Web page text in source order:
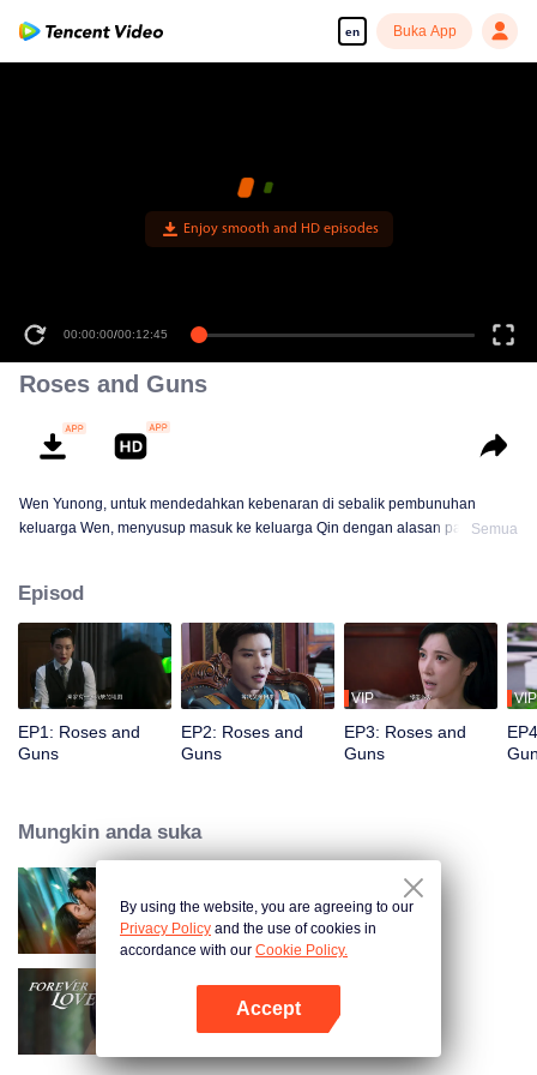
en Buka App
00:00:00/00:12:45
Roses and Guns
Wen Yunong, untuk mendedahkan kebenaran di sebalik pembunuhan
keluarga Wen, menyusup masuk ke keluarga Qin dengan alasan palsu.
menghadapi halangan berulang kali ketika Qin Kewen kembali dengan
sumpah untuk balas dendam, bertekad untuk mendedahkan Wen Yunong
sebagai penipuan cinta. Walaupun sikap mereka bermusuh, emosi mereka
semakin mendalam dengan setiap pertemuan.
Semua
Episod
EP1: Roses and
Guns
EP2: Roses and
Guns
VIP
EP3: Roses and
Guns
VIP
Mungkin anda suka
Loving The Lie
Forever Love
By using the website, you are agreeing to our
Privacy Policy and the use of cookies in
accordance with our Cookie Policy.
Accept